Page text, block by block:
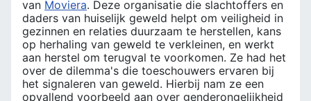
van Moviera. Deze organisatie die slachtoffers en
daders van huiselijk geweld helpt om veiligheid in
gezinnen en relaties duurzaam te herstellen, kans
op herhaling van geweld te verkleinen, en werkt
aan herstel om terugval te voorkomen. Ze had het
over de dilemma's die toeschouwers ervaren bij
het signaleren van geweld. Hierbij nam ze een
opvallend voorbeeld aan over genderongelijkheid